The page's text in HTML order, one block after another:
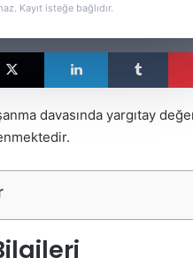
Kayıt isteğe bağlıdır.
l
n
r
e
s
X LinkedIn Tumblr
davasında yargıtay